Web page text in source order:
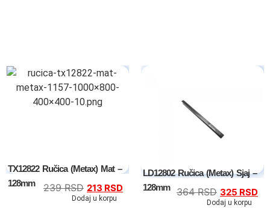
TX12822 Ručica (Metax) Mat –
128mm
239RSD 213 RSD
Dodaj u korpu
LD12802 Ručica (Metax) Sjaj –
128mm
364RSD 325 RSD
Dodaj u korpu
Trosedi
Dvosedi
Specijalne ponude